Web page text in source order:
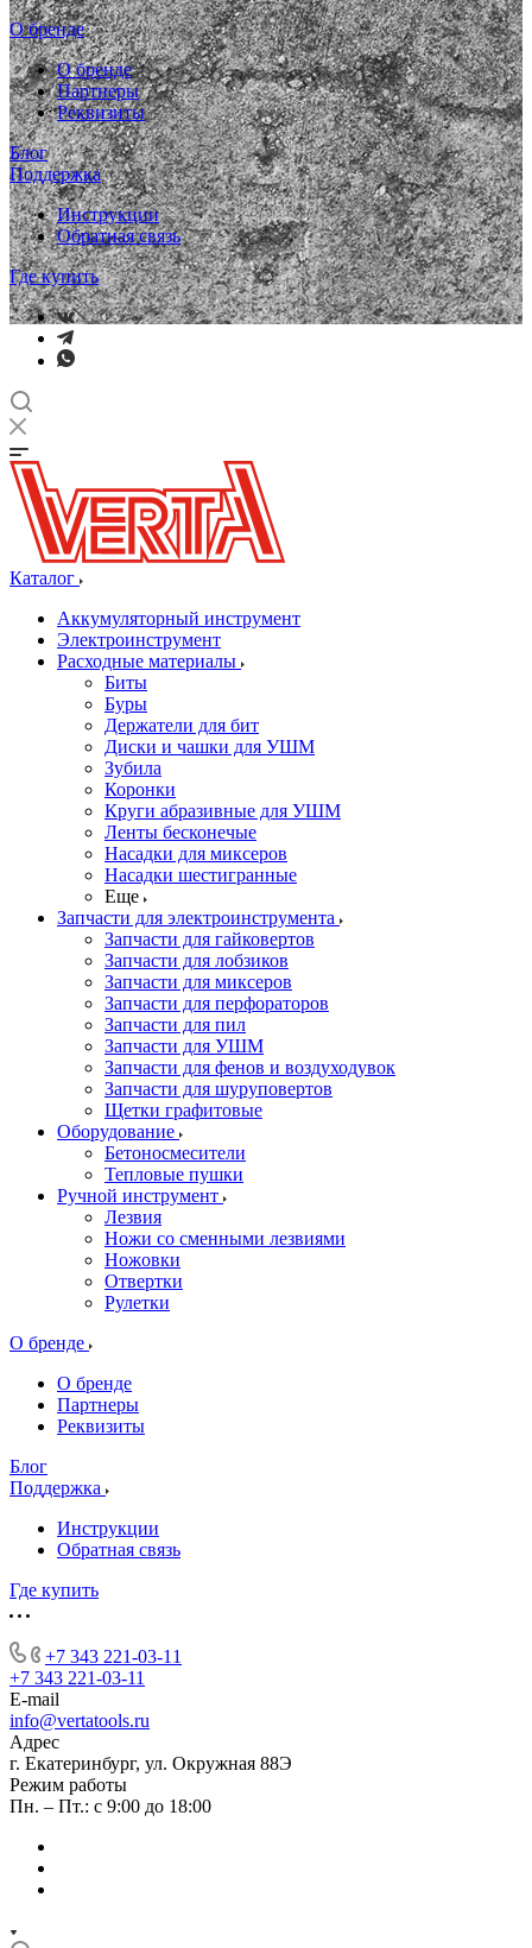
О бренде
О бренде
Партнеры
Реквизиты
Блог
Поддержка
Инструкции
Обратная связь
Где купить
Каталог
Аккумуляторный инструмент
Электроинструмент
Расходные материалы
Биты
Буры
Держатели для бит
Диски и чашки для УШМ
Зубила
Коронки
Круги абразивные для УШМ
Ленты бесконечые
Насадки для миксеров
Насадки шестигранные
Еще
Запчасти для электроинструмента
Запчасти для гайковертов
Запчасти для лобзиков
Запчасти для миксеров
Запчасти для перфораторов
Запчасти для пил
Запчасти для УШМ
Запчасти для фенов и воздуходувок
Запчасти для шуруповертов
Щетки графитовые
Оборудование
Бетоносмесители
Тепловые пушки
Ручной инструмент
Лезвия
Ножи со сменными лезвиями
Ножовки
Отвертки
Рулетки
О бренде
О бренде
Партнеры
Реквизиты
Блог
Поддержка
Инструкции
Обратная связь
Где купить
+7 343 221-03-11
+7 343 221-03-11
E-mail
info@vertatools.ru
Адрес
г. Екатеринбург, ул. Окружная 88Э
Режим работы
Пн. – Пт.: с 9:00 до 18:00